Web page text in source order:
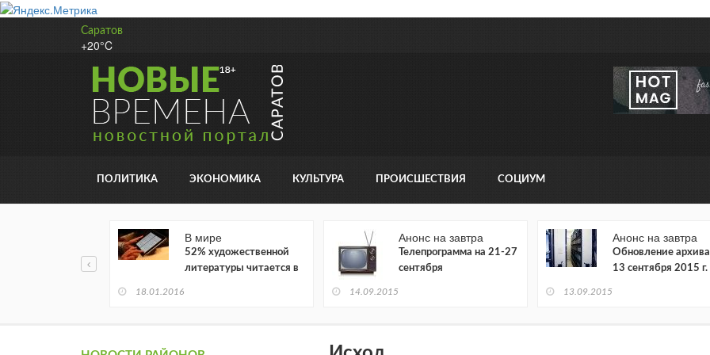
Саратов
+20°C
ПОЛИТИКА ЭКОНОМИКА КУЛЬТУРА ПРОИСШЕСТВИЯ СОЦИУМ
В мире
52% художественной
литературы читается в
18.01.2016
Анонс на завтра
Телепрограмма на 21-27
сентября
14.09.2015
Анонс на завтра
Обновление архива
13 сентября 2015 г.
13.09.2015